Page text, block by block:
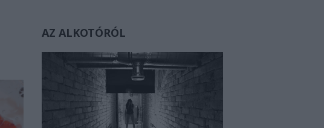
AZ ALKOTÓRÓL